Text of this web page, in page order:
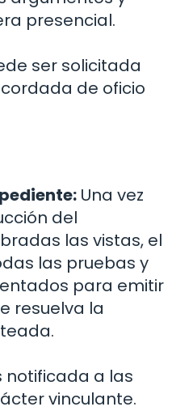
presencial.
ser solicitada
de oficio
Una vez
del
las vistas, el
las pruebas y
para emitir
resuelva la
notificada a las
vinculante.